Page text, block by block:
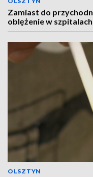
Zamiast do
oblężenie w szpitalach
OLSZTYN